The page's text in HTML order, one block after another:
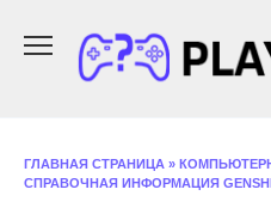
содержанию
ГЛАВНАЯ СТРАНИЦА »
СПРАВОЧНАЯ ИНФОРМАЦИЯ